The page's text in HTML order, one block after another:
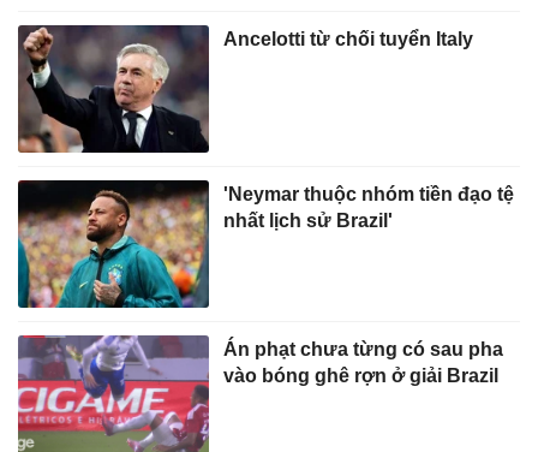
Ancelotti từ chối tuyển Italy
'Neymar thuộc nhóm tiền đạo tệ
nhất lịch sử Brazil'
Án phạt chưa từng có sau pha
vào bóng ghê rợn ở giải Brazil